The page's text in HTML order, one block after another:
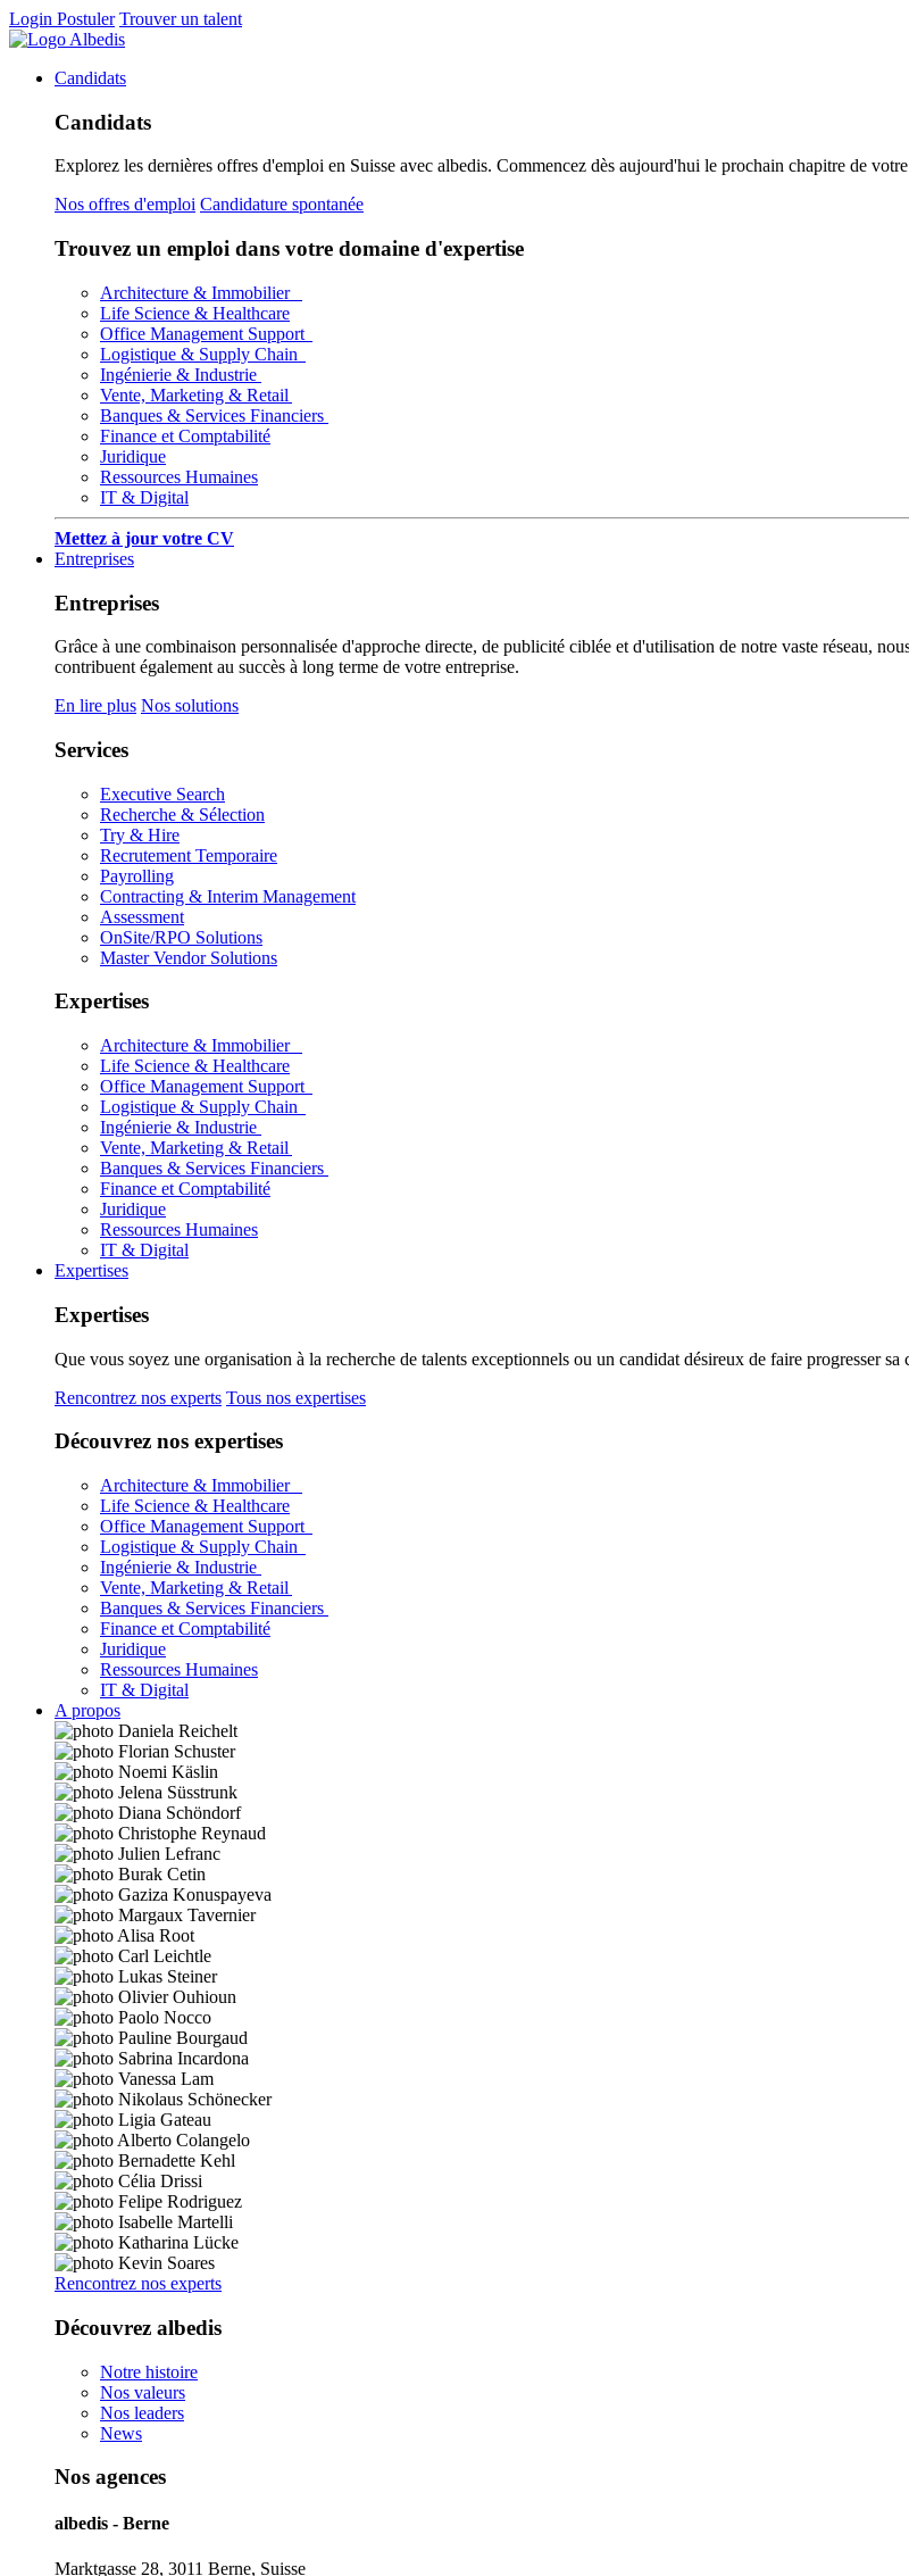
Login Postuler Trouver un talent
Candidats
Candidats
Explorez les dernières offres d'emploi en Suisse avec albedis. Commencez dès aujourd'hui le prochain chapitre de
Nos offres d'emploi Candidature spontanée
Trouvez un emploi dans votre domaine d'expertise
Architecture & Immobilier
Life Science & Healthcare
Office Management Support
Logistique & Supply Chain
Ingénierie & Industrie
Vente, Marketing & Retail
Banques & Services Financiers
Finance et Comptabilité
Juridique
Ressources Humaines
IT & Digital
Mettez à jour votre CV
Entreprises
Entreprises
Grâce à une combinaison personnalisée d'approche directe, de publicité ciblée et d'utilisation de notre vaste réseau,
contribuent également au succès à long terme de votre entreprise.
En lire plus Nos solutions
Services
Executive Search
Recherche & Sélection
Try & Hire
Recrutement Temporaire
Payrolling
Contracting & Interim Management
Assessment
OnSite/RPO Solutions
Master Vendor Solutions
Expertises
Architecture & Immobilier
Life Science & Healthcare
Office Management Support
Logistique & Supply Chain
Ingénierie & Industrie
Vente, Marketing & Retail
Banques & Services Financiers
Finance et Comptabilité
Juridique
Ressources Humaines
IT & Digital
Expertises
Expertises
Que vous soyez une organisation à la recherche de talents exceptionnels ou un candidat désireux de faire progresser
Rencontrez nos experts Tous nos expertises
Découvrez nos expertises
Architecture & Immobilier
Life Science & Healthcare
Office Management Support
Logistique & Supply Chain
Ingénierie & Industrie
Vente, Marketing & Retail
Banques & Services Financiers
Finance et Comptabilité
Juridique
Ressources Humaines
IT & Digital
A propos
Rencontrez nos experts
Découvrez albedis
Notre histoire
Nos valeurs
Nos leaders
News
Nos agences
albedis - Berne
Marktgasse 28, 3011 Berne, Suisse